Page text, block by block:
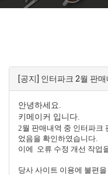
[공지] 인터파크 2월 판
안녕하세요.
키메이커 입니다.
2월 판매내역 중 인터파크
었음을 확인하였습니다.
이에 오류 수정 개선 작업
당사 사이트 이용에 불편